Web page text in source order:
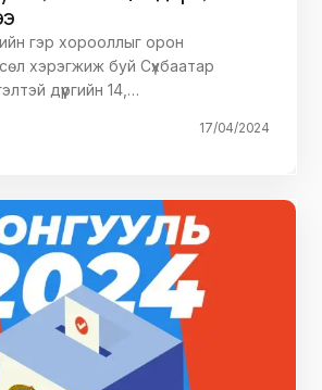
гэр хорооллыг орон
хэрэгжиж буй Сүхбаатар
дүүргийн 14,…
17/04/2024